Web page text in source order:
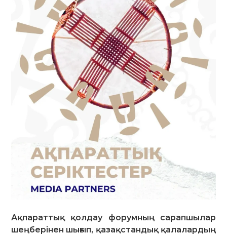
Ақпараттық қолдау форумның сарапшылар
шеңберінен шығып, қазақстандық қалалардың